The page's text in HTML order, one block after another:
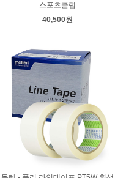
스포츠클럽
40,500원